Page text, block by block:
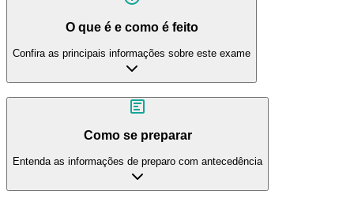
O que é e como é feito
Confira as principais informações sobre este exame
Como se preparar
Entenda as informações de preparo com antecedência